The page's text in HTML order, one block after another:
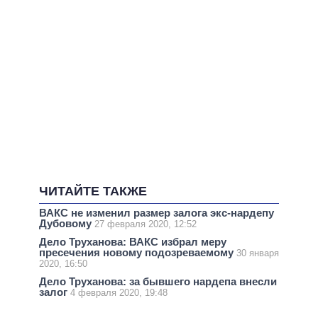
ЧИТАЙТЕ ТАКЖЕ
ВАКС не изменил размер залога экс-нардепу
Дубовому 27 февраля 2020, 12:52
Дело Труханова: ВАКС избрал меру
пресечения новому подозреваемому 30 января
2020, 16:50
Дело Труханова: за бывшего нардепа внесли
залог 4 февраля 2020, 19:48